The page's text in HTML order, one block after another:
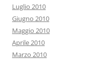
Luglio 2010
Giugno 2010
Maggio 2010
Aprile 2010
Marzo 2010